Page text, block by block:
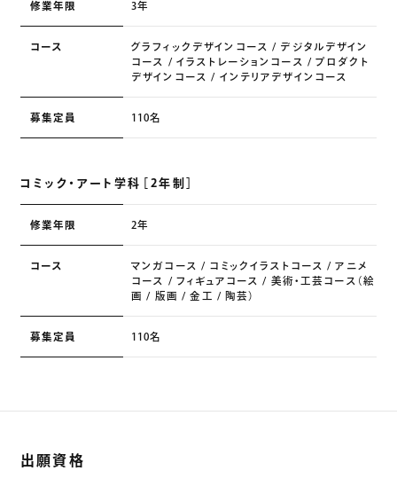
修業年限 3年
コース
グラフィックデザインコース / デジタルデザイン
コース / イラストレーションコース / プロダクト
デザインコース / インテリアデザインコース
募集定員 110名
コミック・アート学科［2年制］
修業年限 2年
コース
マンガコース / コミックイラストコース / アニメ
コース / フィギュアコース / 美術・工芸コース（絵
画 / 版画 / 金工 / 陶芸）
募集定員 110名
出願資格